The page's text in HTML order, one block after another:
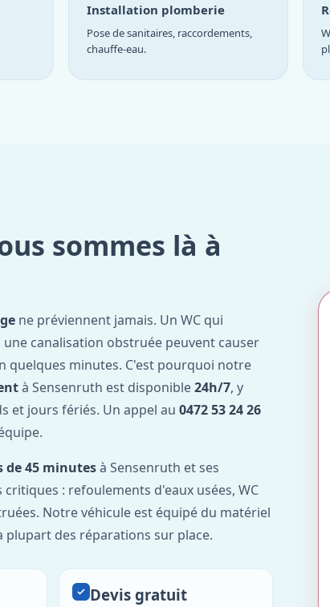
Installation plomberie
Pose de sanitaires, raccordements,
chauffe-eau.
sommes là à
ne préviennent jamais. Un WC qui
canalisation obstruée peuvent causer
quelques minutes. C'est pourquoi notre
à Sensenruth est disponible24h/7, y
et jours fériés. Un appel au 0472 53 24 26
de 45 minutesà Sensenruth et ses
: refoulements d'eaux usées, WC
Notre véhicule est équipé du matériel
plupart des réparations sur place.
Devis gratuit